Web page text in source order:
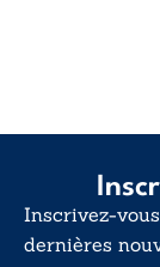
Inscrivez-
dernières